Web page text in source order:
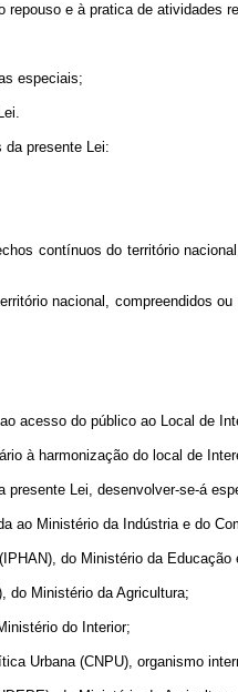
e à pratica de atividades
especiais;
presente Lei:
contínuos do território
nacional, compreendidos
acesso do público ao Local de
à harmonização do local de
Lei, desenvolver-se-á
ao Ministério da Indústria e do
do Ministério da Educação
do Ministério da Agricultura;
do Interior;
Urbana (CNPU), organismo